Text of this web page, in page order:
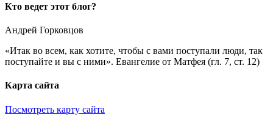
Кто ведет этот блог?
Андрей Горковцов
«Итак во всем, как хотите, чтобы с вами поступали люди, так
поступайте и вы с ними». Евангелие от Матфея (гл. 7, ст. 12)
Карта сайта
Посмотреть карту сайта